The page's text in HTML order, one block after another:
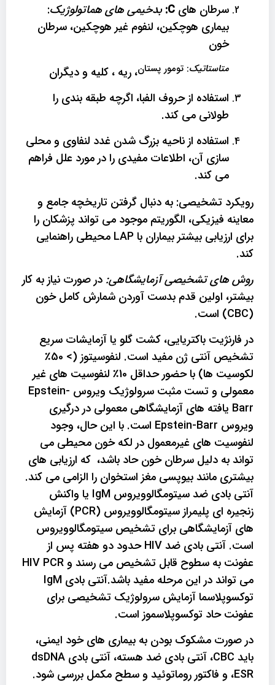
سرطان های C
: بدخیمی های هماتولوژیک:
بیماری هوچکین، لنفوم غیر هوچکین، سرطان
خون
متاستاتیک: تومور پستان، ریه ، کلیه و دیگران
استفاده از حروف الفبا، اگرچه طبقه بندی را
طولانی می کند.
استفاده از ناحیه بزرگ شدن غدد لنفاوی و محلی
سازی آن، اطلاعات مفیدی را در مورد علل فراهم
می کند.
رویکرد تشخیصی: به دنبال گرفتن تاریخچه جامع و
معاینه فیزیکی، الگوریتم موجود می تواند پزشکان را
برای ارزیابی بیشتر بیماران با LAP محیطی راهنمایی
کند.
روش های تشخیصی آزمایشگاهی: در صورت نیاز به کار
بیشتر، اولین قدم بدست آوردن شمارش کامل خون
(CBC) است.
در فارنژیت باکتریایی، کشت گلو یا آزمایشات سریع
تشخیص آنتی ژن مفید است. لنفوسیتوز (> 50٪
لکوسیت ها) با حضور حداقل 10٪ لنفوسیت های غیر
معمولی و تست مثبت سرولوژیک ویروس Epstein-
Barr یافته های آزمایشگاهی معمولی در درگیری
ویروس Epstein-Barr است. با این حال، وجود
لنفوسیت های غیرمعمول در لکه خون محیطی می
تواند به دلیل سرطان خون حاد باشد، که ارزیابی های
بیشتری مانند بیوپسی مغز استخوان را الزامی می کند.
آنتی بادی ضد سیتومگالوویروس IgM یا واکنش
زنجیره ای پلیمراز سیتومگالوویروس (PCR) آزمایش
های آزمایشگاهی برای تشخیص سیتومگالوویروس
است. آنتی بادی ضد HIV حدود دو هفته پس از
عفونت به سطوح قابل تشخیص می رسند و HIV PCR
می تواند در این مرحله مفید باشد.آنتی بادی IgM
توکسوپلاسما آزمایش سرولوژیک تشخیصی برای
عفونت حاد توکسوپلاسموز است.
در صورت مشکوک بودن به بیماری های خود ایمنی،
باید CBC، آنتی بادی ضد هسته، آنتی بادی dsDNA
،ESR و فاکتور روماتوئید و سطح مکمل بررسی شود.